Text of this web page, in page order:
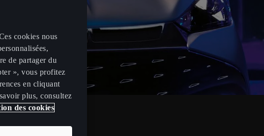
cookies nous
de partager du
», vous profitez
en cliquant
plus, consultez
des cookies